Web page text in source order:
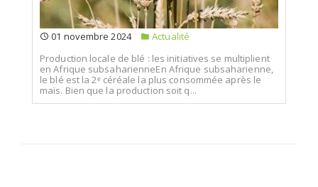
01 novembre 2024
Actualité
Production locale de blé : les initiatives se multiplient
en Afrique subsaharienneEn Afrique subsaharienne,
le blé est la 2ᵉ céréale la plus consommée après le
maïs. Bien que la production soit q...